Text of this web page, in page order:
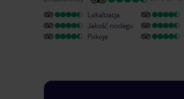
Lokalizacja
Jakość noclegu
Pokoje